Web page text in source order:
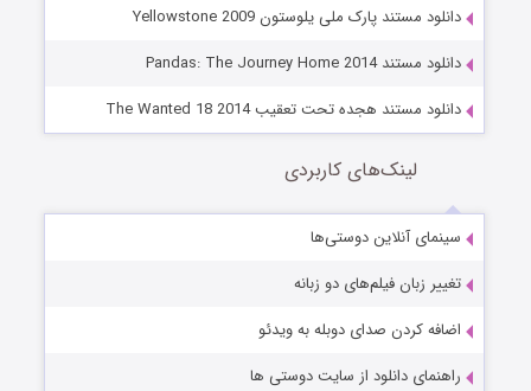
دانلود مستند پارک ملی یلوستون Yellowstone 2009
دانلود مستند Pandas: The Journey Home 2014
دانلود مستند هجده تحت تعقیب The Wanted 18 2014
لینک‌های کاربردی
سینمای آنلاین دوستی‌ها
تغییر زبان فیلم‌های دو زبانه
اضافه کردن صدای دوبله به ویدئو
راهنمای دانلود از سایت دوستی ها